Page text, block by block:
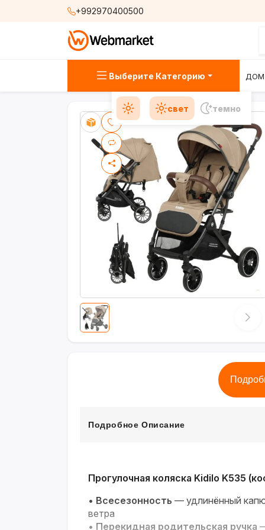
+992970400500
Выберите Категорию ДОМ
свет темно
Подробное Описание
Прогулочная коляска Kidilo K535
• Всесезонность — удлинённый
ветра
• Перекидная родительская ручка